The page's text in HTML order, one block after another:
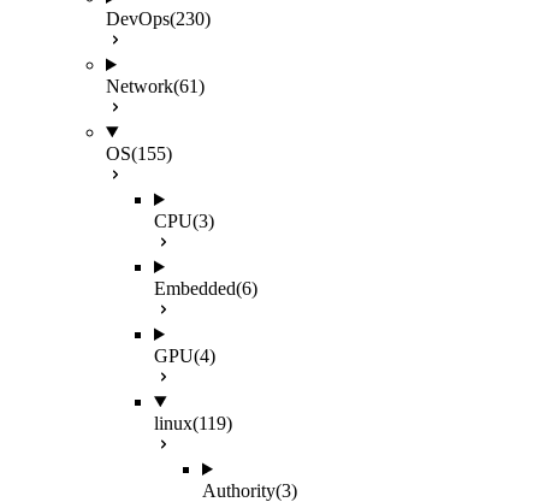
DevOps(230)
Network(61)
OS(155)
CPU(3)
Embedded(6)
GPU(4)
linux(119)
Authority(3)